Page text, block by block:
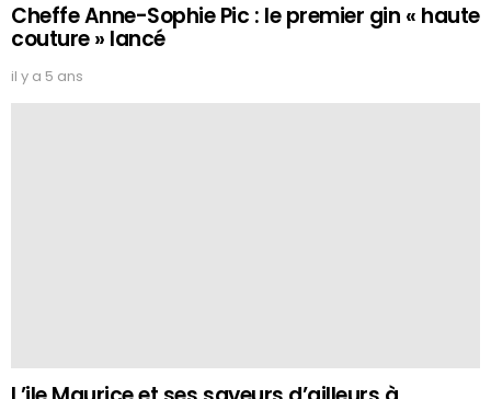
Cheffe Anne-Sophie Pic : le premier gin « haute
couture » lancé
il y a 5 ans